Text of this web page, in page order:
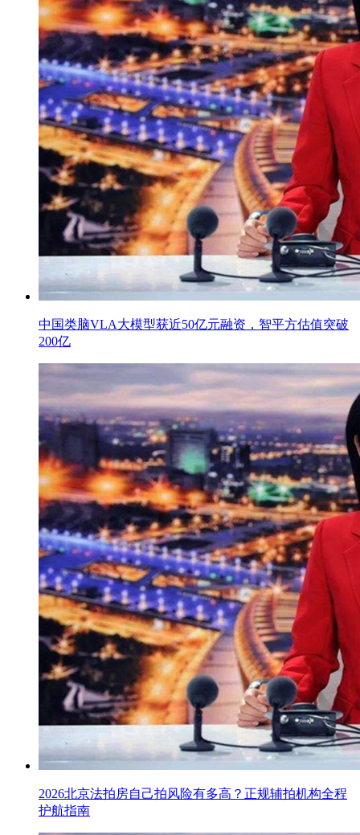
中国类脑VLA大模型获近50亿元融资，智平方估值突破
200亿
2026北京法拍房自己拍风险有多高？正规辅拍机构全程
护航指南